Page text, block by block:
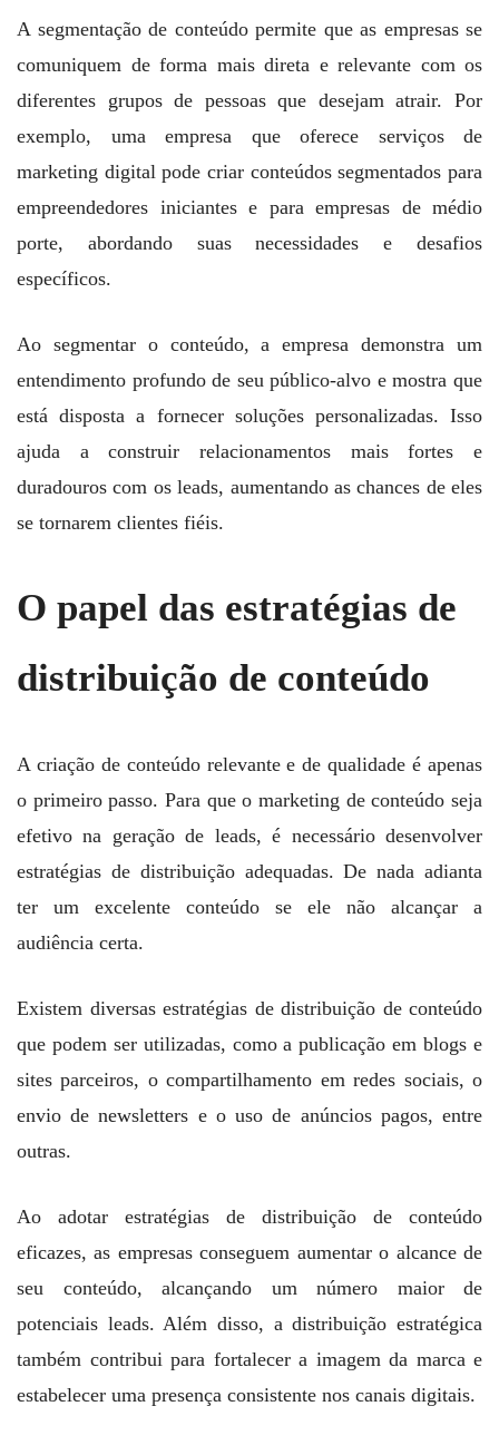
A segmentação de conteúdo permite que as empresas se
comuniquem de forma mais direta e relevante com os
diferentes grupos de pessoas que desejam atrair. Por
exemplo, uma empresa que oferece serviços de
marketing digital pode criar conteúdos segmentados para
empreendedores iniciantes e para empresas de médio
porte, abordando suas necessidades e desafios
específicos.
Ao segmentar o conteúdo, a empresa demonstra um
entendimento profundo de seu público-alvo e mostra que
está disposta a fornecer soluções personalizadas. Isso
ajuda a construir relacionamentos mais fortes e
duradouros com os leads, aumentando as chances de eles
se tornarem clientes fiéis.
O papel das estratégias de
distribuição de conteúdo
A criação de conteúdo relevante e de qualidade é apenas
o primeiro passo. Para que o marketing de conteúdo seja
efetivo na geração de leads, é necessário desenvolver
estratégias de distribuição adequadas. De nada adianta
ter um excelente conteúdo se ele não alcançar a
audiência certa.
Existem diversas estratégias de distribuição de conteúdo
que podem ser utilizadas, como a publicação em blogs e
sites parceiros, o compartilhamento em redes sociais, o
envio de newsletters e o uso de anúncios pagos, entre
outras.
Ao adotar estratégias de distribuição de conteúdo
eficazes, as empresas conseguem aumentar o alcance de
seu conteúdo, alcançando um número maior de
potenciais leads. Além disso, a distribuição estratégica
também contribui para fortalecer a imagem da marca e
estabelecer uma presença consistente nos canais digitais.